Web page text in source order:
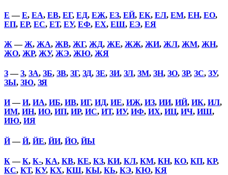
Е —Е, ЕА, ЕВ, ЕГ, ЕД, ЕЖ, ЕЗ, ЕЙ, ЕК, ЕЛ, ЕМ, ЕН, ЕО,
ЕП, ЕР, ЕС, ЕТ, ЕУ, ЕФ, ЕХ, ЕШ, ЕЭ, ЕЯ
Ж —Ж, ЖА, ЖВ, ЖГ, ЖД, ЖЕ, ЖЖ, ЖИ, ЖЛ, ЖМ, ЖН,
ЖО, ЖР, ЖУ, ЖЭ, ЖЮ, ЖЯ
З—З, ЗА, ЗБ, ЗВ, ЗГ, ЗД, ЗЕ, ЗИ, ЗЛ, ЗМ, ЗН, ЗО, ЗР, ЗС, ЗУ,
ЗЫ, ЗЮ, ЗЯ
И—И, ИА, ИБ, ИВ, ИГ, ИД, ИЕ, ИЖ, ИЗ, ИИ, ИЙ, ИК, ИЛ,
ИМ, ИН, ИО, ИП, ИР, ИС, ИТ, ИУ, ИФ, ИХ, ИЦ, ИЧ, ИШ,
ИЮ, ИЯ
Й—Й, ЙЕ, ЙИ, ЙО, ЙЫ
К—К, К-, КА, КВ, КЕ, КЗ, КИ, КЛ, КМ, КН, КО, КП, КР,
КС, КТ, КУ, КХ, КШ, КЫ, КЬ, КЭ, КЮ, КЯ